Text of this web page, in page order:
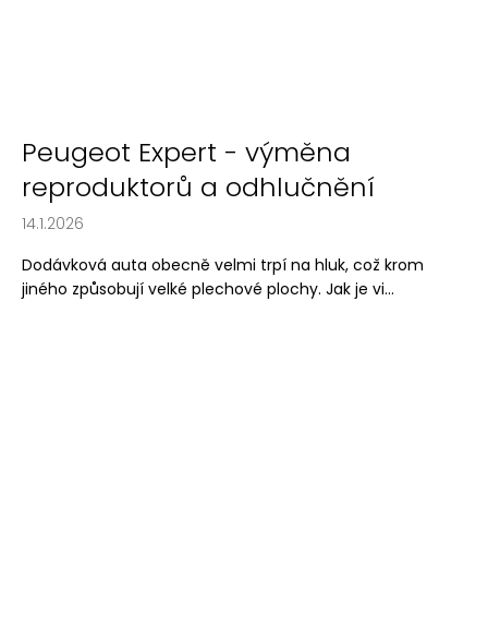
Peugeot Expert - výměna
reproduktorů a odhlučnění
14.1.2026
Dodávková auta obecně velmi trpí na hluk, což krom
jiného způsobují velké plechové plochy. Jak je vi...